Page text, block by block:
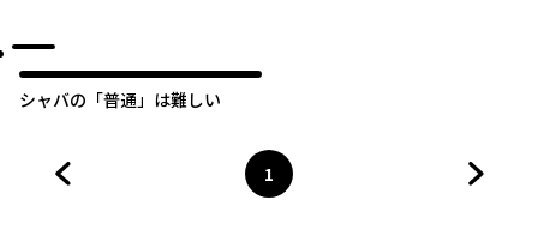
シャバの「普通」は難しい
ページ
1
へ